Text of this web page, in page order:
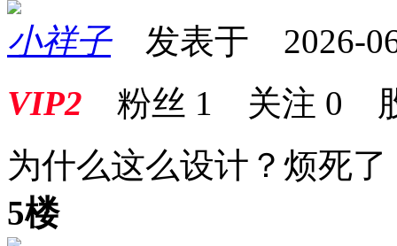
小祥子发表于 2026-
VIP2 粉丝 1 关注 0
为什么这么设计？烦死了
5楼